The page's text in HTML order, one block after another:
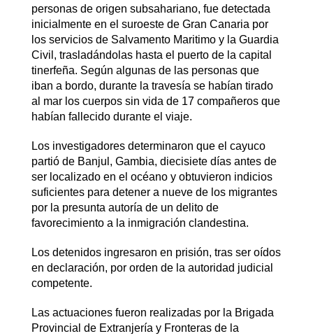
personas de origen subsahariano, fue detectada
inicialmente en el suroeste de Gran Canaria por
los servicios de Salvamento Maritimo y la Guardia
Civil, trasladándolas hasta el puerto de la capital
tinerfeña. Según algunas de las personas que
iban a bordo, durante la travesía se habían tirado
al mar los cuerpos sin vida de 17 compañeros que
habían fallecido durante el viaje.
Los investigadores determinaron que el cayuco
partió de Banjul, Gambia, diecisiete días antes de
ser localizado en el océano y obtuvieron indicios
suficientes para detener a nueve de los migrantes
por la presunta autoría de un delito de
favorecimiento a la inmigración clandestina.
Los detenidos ingresaron en prisión, tras ser oídos
en declaración, por orden de la autoridad judicial
competente.
Las actuaciones fueron realizadas por la Brigada
Provincial de Extranjería y Fronteras de la